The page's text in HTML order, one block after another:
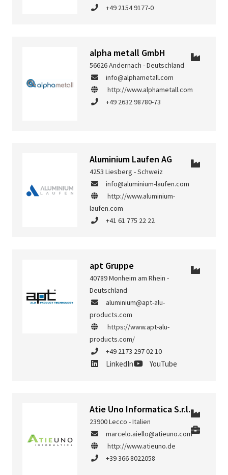
+49 2154 9177-0
alpha metall GmbH
56626 Andernach - Deutschland
info@alphametall.com
http://www.alphametall.com
+49 2632 98780-73
Aluminium Laufen AG
4253 Liesberg - Schweiz
info@aluminium-laufen.com
http://www.aluminium-
laufen.com
+41 61 775 22 22
apt Gruppe
40789 Monheim am Rhein -
Deutschland
aluminium@apt-alu-
products.com
https://www.apt-alu-
products.com/
+49 2173 297 02 10
LinkedIn YouTube
Atie Uno Informatica S.r.l.
23900 Lecco - Italien
marcelo.aiello@atieuno.com
http://www.atieuno.de
+39 366 8022058